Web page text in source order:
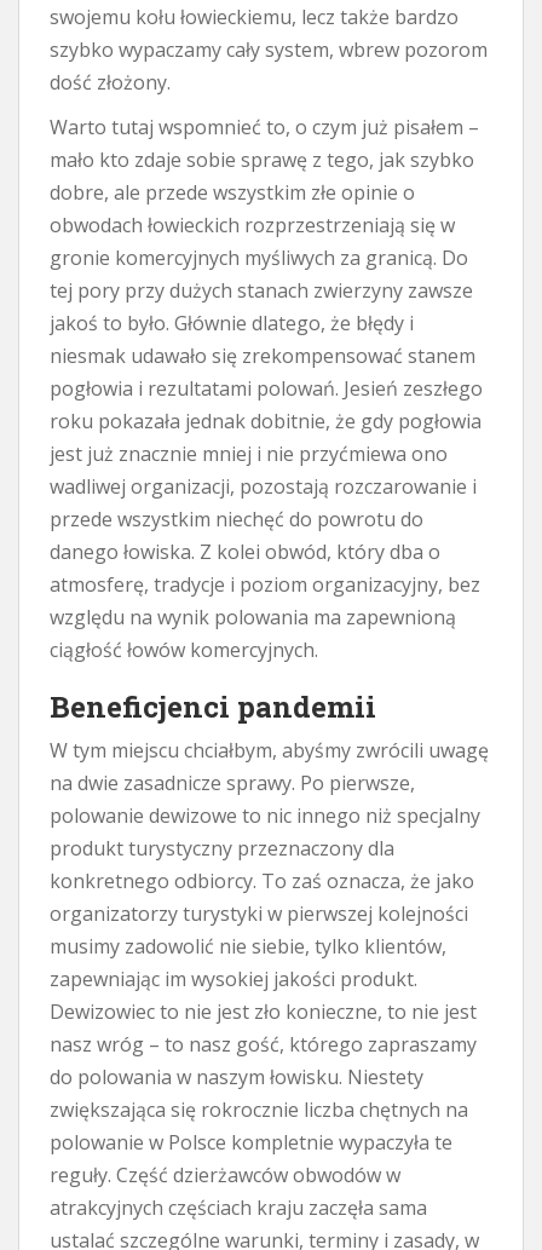
swojemu kołu łowieckiemu, lecz także bardzo
szybko wypaczamy cały system, wbrew pozorom
dość złożony.
Warto tutaj wspomnieć to, o czym już pisałem –
mało kto zdaje sobie sprawę z tego, jak szybko
dobre, ale przede wszystkim złe opinie o
obwodach łowieckich rozprzestrzeniają się w
gronie komercyjnych myśliwych za granicą. Do
tej pory przy dużych stanach zwierzyny zawsze
jakoś to było. Głównie dlatego, że błędy i
niesmak udawało się zrekompensować stanem
pogłowia i rezultatami polowań. Jesień zeszłego
roku pokazała jednak dobitnie, że gdy pogłowia
jest już znacznie mniej i nie przyćmiewa ono
wadliwej organizacji, pozostają rozczarowanie i
przede wszystkim niechęć do powrotu do
danego łowiska. Z kolei obwód, który dba o
atmosferę, tradycje i poziom organizacyjny, bez
względu na wynik polowania ma zapewnioną
ciągłość łowów komercyjnych.
Beneficjenci pandemii
W tym miejscu chciałbym, abyśmy zwrócili uwagę
na dwie zasadnicze sprawy. Po pierwsze,
polowanie dewizowe to nic innego niż specjalny
produkt turystyczny przeznaczony dla
konkretnego odbiorcy. To zaś oznacza, że jako
organizatorzy turystyki w pierwszej kolejności
musimy zadowolić nie siebie, tylko klientów,
zapewniając im wysokiej jakości produkt.
Dewizowiec to nie jest zło konieczne, to nie jest
nasz wróg – to nasz gość, którego zapraszamy
do polowania w naszym łowisku. Niestety
zwiększająca się rokrocznie liczba chętnych na
polowanie w Polsce kompletnie wypaczyła te
reguły. Część dzierżawców obwodów w
atrakcyjnych częściach kraju zaczęła sama
ustalać szczególne warunki, terminy i zasady, w